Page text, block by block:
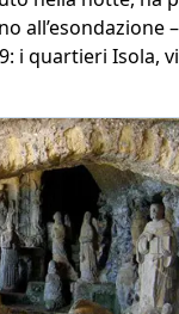
all’esondazione
i quartieri Isola,